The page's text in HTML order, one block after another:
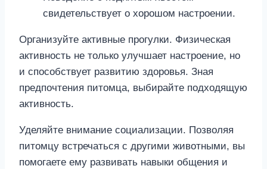
свидетельствует о хорошом настроении.
Организуйте активные прогулки. Физическая
активность не только улучшает настроение, но
и способствует развитию здоровья. Зная
предпочтения питомца, выбирайте подходящую
активность.
Уделяйте внимание социализации. Позволяя
питомцу встречаться с другими животными, вы
помогаете ему развивать навыки общения и